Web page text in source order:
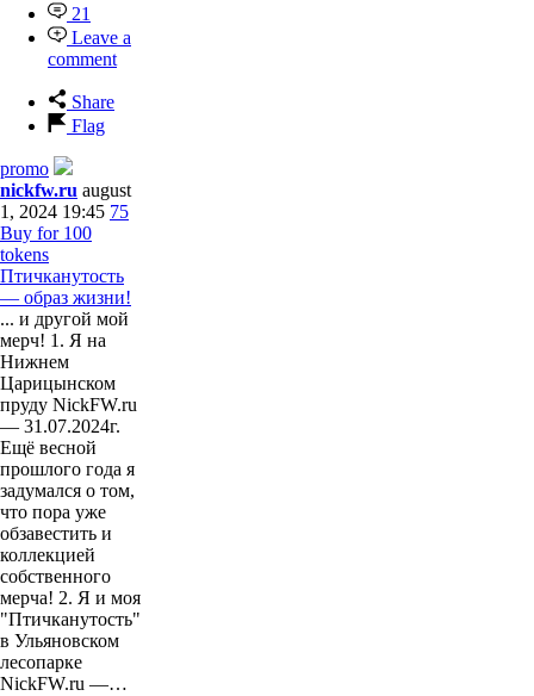
21
Leave a
comment
Share
Flag
promo
nickfw.ru august
1, 2024 19:45 75
Buy for 100
tokens
Птичканутость
— образ жизни!
... и другой мой
мерч! 1. Я на
Нижнем
Царицынском
пруду NickFW.ru
— 31.07.2024г.
Ещё весной
прошлого года я
задумался о том,
что пора уже
обзавестить и
коллекцией
собственного
мерча! 2. Я и моя
"Птичканутость"
в Ульяновском
лесопарке
NickFW.ru —…